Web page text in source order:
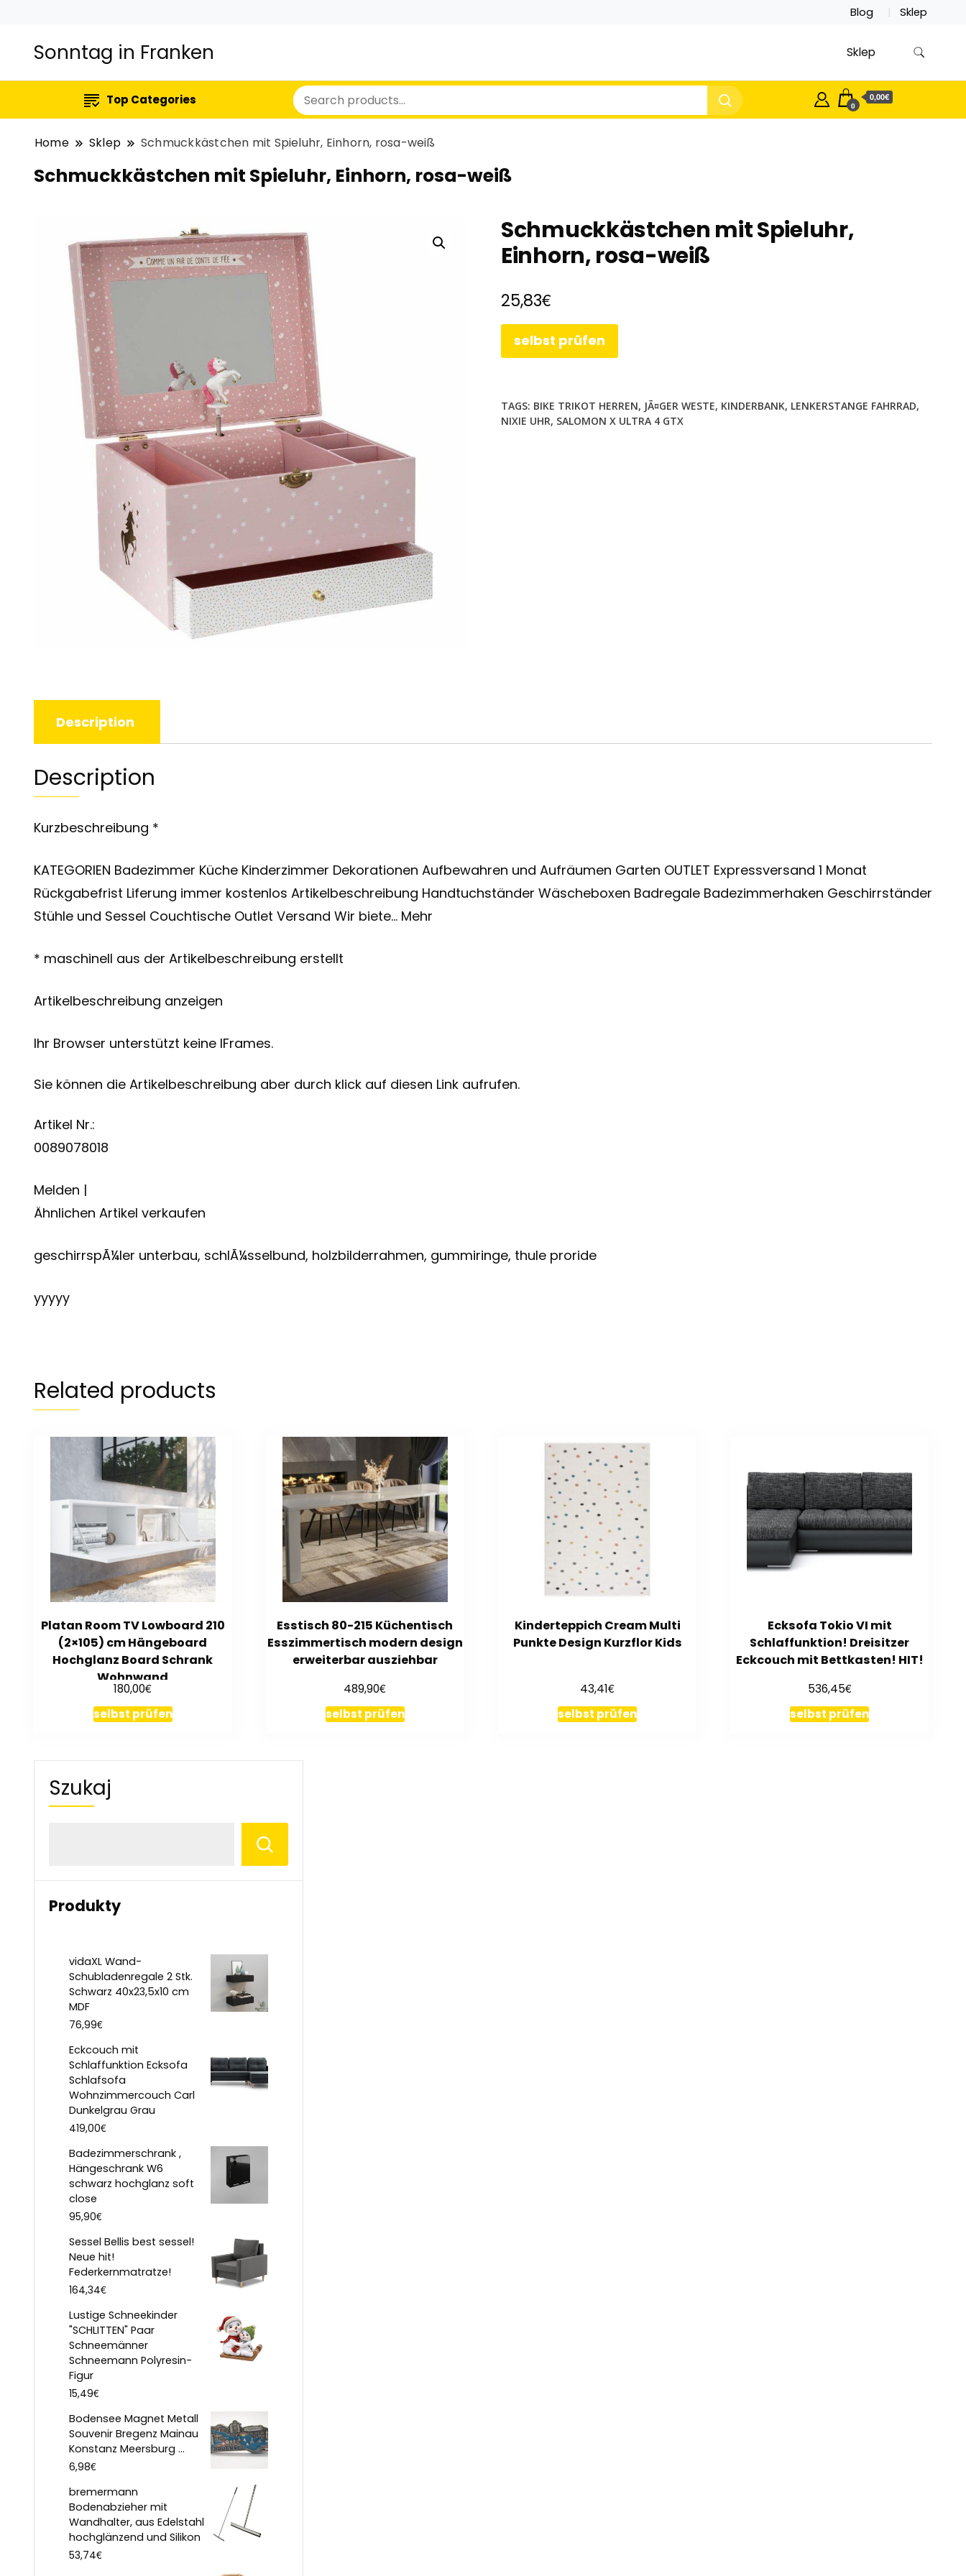
Blog Sklep
Sonntag in Franken Sklep
Top Categories 0
0,00€
Home Sklep Schmuckkästchen mit Spieluhr, Einhorn, rosa-weiß
Schmuckkästchen mit Spieluhr, Einhorn, rosa-weiß
Schmuckkästchen mit Spieluhr,
Einhorn, rosa-weiß
25,83€
selbst prüfen
TAGS: BIKE TRIKOT HERREN, JÃ¤GER WESTE, KINDERBANK, LENKERSTANGE FAHRRAD,
NIXIE UHR, SALOMON X ULTRA 4 GTX
Description
Description
Kurzbeschreibung *
KATEGORIEN Badezimmer Küche Kinderzimmer Dekorationen Aufbewahren und Aufräumen Garten OUTLET Expressversand 1 Monat
Rückgabefrist Liferung immer kostenlos Artikelbeschreibung Handtuchständer Wäscheboxen Badregale Badezimmerhaken Geschirrständer
Stühle und Sessel Couchtische Outlet Versand Wir biete… Mehr
* maschinell aus der Artikelbeschreibung erstellt
Artikelbeschreibung anzeigen
Ihr Browser unterstützt keine IFrames.
Sie können die Artikelbeschreibung aber durch klick auf diesen Link aufrufen.
Artikel Nr.:
0089078018
Melden |
Ähnlichen Artikel verkaufen
geschirrspÃ¼ler unterbau, schlÃ¼sselbund, holzbilderrahmen, gummiringe, thule proride
yyyyy
Related products
Platan Room TV Lowboard 210
(2×105) cm Hängeboard
Hochglanz Board Schrank
Wohnwand
180,00€
selbst prüfen
Esstisch 80-215 Küchentisch
Esszimmertisch modern design
erweiterbar ausziehbar
489,90€
selbst prüfen
Kinderteppich Cream Multi
Punkte Design Kurzflor Kids
43,41€
selbst prüfen
Ecksofa Tokio VI mit
Schlaffunktion! Dreisitzer
Eckcouch mit Bettkasten! HIT!
536,45€
selbst prüfen
Szukaj
Produkty
vidaXL Wand-
Schubladenregale 2 Stk.
Schwarz 40x23,5x10 cm
MDF
76,99€
Eckcouch mit
Schlaffunktion Ecksofa
Schlafsofa
Wohnzimmercouch Carl
Dunkelgrau Grau
419,00€
Badezimmerschrank ,
Hängeschrank W6
schwarz hochglanz soft
close
95,90€
Sessel Bellis best sessel!
Neue hit!
Federkernmatratze!
164,34€
Lustige Schneekinder
"SCHLITTEN" Paar
Schneemänner
Schneemann Polyresin-
Figur
15,49€
Bodensee Magnet Metall
Souvenir Bregenz Mainau
Konstanz Meersburg ...
6,98€
bremermann
Bodenabzieher mit
Wandhalter, aus Edelstahl
hochglänzend und Silikon
53,74€